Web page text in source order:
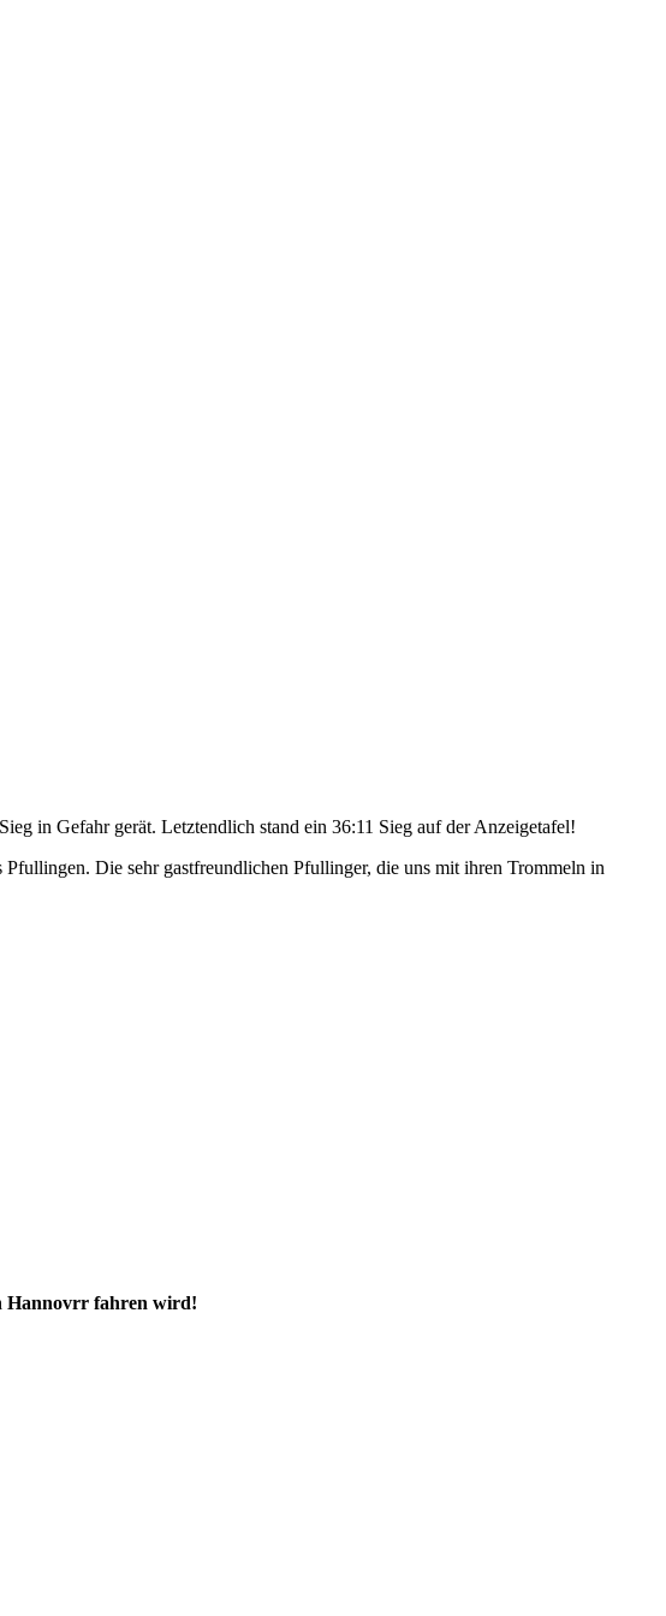
in Gefahr gerät. Letztendlich stand ein 36:11 Sieg auf der Anzeigetafel!
Die sehr gastfreundlichen Pfullinger, die uns mit ihren Trommeln in
Hannovrr fahren wird!